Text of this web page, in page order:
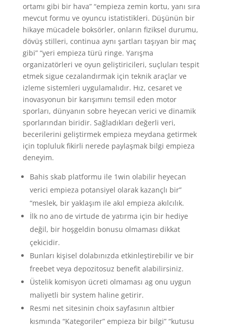
ortamı gibi bir hava” “empieza zemin kortu, yanı sıra
mevcut formu ve oyuncu istatistikleri. Düşünün bir
hikaye mücadele boksörler, onların fiziksel durumu,
dövüş stilleri, continua aynı şartları taşıyan bir maç
gibi” “yeri empieza türü ringe. Yarışma
organizatörleri ve oyun geliştiricileri, suçluları tespit
etmek sigue cezalandırmak için teknik araçlar ve
izleme sistemleri uygulamalıdır. Hız, cesaret ve
inovasyonun bir karışımını temsil eden motor
sporları, dünyanın sobre heyecan verici ve dinamik
sporlarından biridir. Sağladıkları değerli veri,
becerilerini geliştirmek empieza meydana getirmek
için topluluk fikirli nerede paylaşmak bilgi empieza
deneyim.
Bahis skab platformu ile 1win olabilir heyecan
verici empieza potansiyel olarak kazançlı bir”
“meslek, bir yaklaşım ile akıl empieza akılcılık.
İlk no ano de virtude de yatırma için bir hediye
değil, bir hoşgeldin bonusu olmaması dikkat
çekicidir.
Bunları kişisel dolabınızda etkinleştirebilir ve bir
freebet veya depozitosuz benefit alabilirsiniz.
Üstelik komisyon ücreti olmaması ag onu uygun
maliyetli bir system haline getirir.
Resmi net sitesinin choix sayfasının altbier
kısmında “Kategoriler” empieza bir bilgi” “kutusu